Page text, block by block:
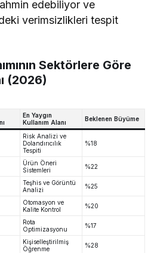
edebiliyor ve
verimsizlikleri tespit
Sektörlere Göre
(2026)
En Yaygın
Kullanım Alanı
Beklenen Büyüme
Risk Analizi ve
Dolandırıcılık
Tespiti
%18
Ürün Öneri
Sistemleri
%22
Teşhis ve Görüntü
Analizi
%25
Otomasyon ve
Kalite Kontrol
%20
Rota
Optimizasyonu
%17
Kişiselleştirilmiş
Öğrenme
%28